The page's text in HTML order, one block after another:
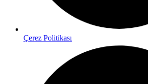
Çerez Politikası